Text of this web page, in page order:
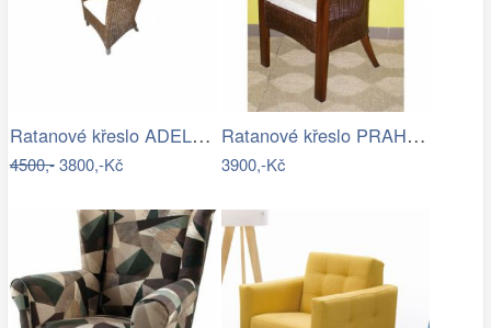
Ratanové křeslo ADELE - tmavý med
4500,-3800,-Kč
Ratanové křeslo PRAHA - tmavé
3900,-Kč